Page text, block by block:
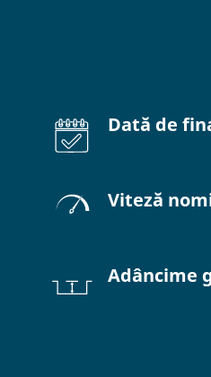
Dată de
Viteză
Adâncime